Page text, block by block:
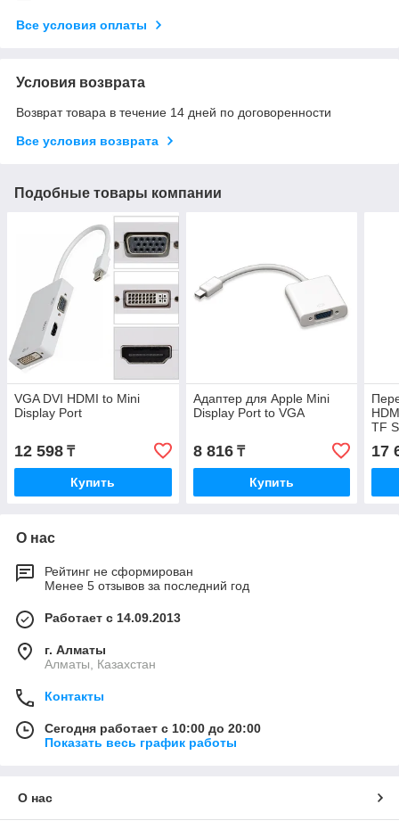
Все условия оплаты
Условия возврата
Возврат товара в течение 14 дней по договоренности
Все условия возврата
Подобные товары компании
VGA DVI HDMI to Mini
Display Port
12 598 ₸
Купить
Адаптер для Apple Mini
Display Port to VGA
8 816₸
Купить
TF
17
О нас
Рейтинг не сформирован
Менее 5 отзывов за последний год
Работает с 14.09.2013
г. Алматы
Алматы, Казахстан
Контакты
Сегодня работает с 10:00 до 20:00
Показать весь график работы
О нас